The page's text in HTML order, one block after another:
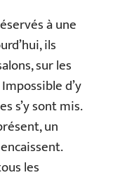
à une
ils
sur les
d’y
s’y sont mis.
un
les